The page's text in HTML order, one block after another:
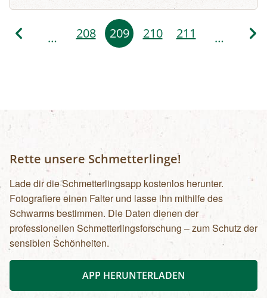
oder Aktivitäten wünschen und wir organisieren
eine:n genau für Ihre Bedürfnisse passende:n
Klettertouren oder Schitouren sollten Sie sich
Bergwanderführer:innen begleiten lassen. Die
Kosten liegen bei Bergwanderführer:innen bei €
320,- pro Tag und bei Bergführer:innen ab €
480,- pro Tag, je nach genauer Anforderung.
Wenden Sie sich gerne an uns, wir vermitteln Sie
weiter.Öffentliche Verkehrsmittel
Seitennummerierung
… 208 209 210 211 …
Rette unsere Schmetterlinge!
Lade dir die Schmetterlingsapp kostenlos herunter.
Fotografiere einen Falter und lasse ihn mithilfe des
Schwarms bestimmen. Die Daten dienen der
professionellen Schmetterlingsforschung – zum Schutz der
sensiblen Schönheiten.
APP HERUNTERLADEN